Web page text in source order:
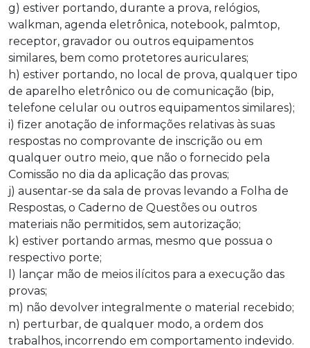
g) estiver portando, durante a prova, relógios,
walkman, agenda eletrônica, notebook, palmtop,
receptor, gravador ou outros equipamentos
similares, bem como protetores auriculares;
h) estiver portando, no local de prova, qualquer tipo
de aparelho eletrônico ou de comunicação (bip,
telefone celular ou outros equipamentos similares);
i) fizer anotação de informações relativas às suas
respostas no comprovante de inscrição ou em
qualquer outro meio, que não o fornecido pela
Comissão no dia da aplicação das provas;
j) ausentar-se da sala de provas levando a Folha de
Respostas, o Caderno de Questões ou outros
materiais não permitidos, sem autorização;
k) estiver portando armas, mesmo que possua o
respectivo porte;
l) lançar mão de meios ilícitos para a execução das
provas;
m) não devolver integralmente o material recebido;
n) perturbar, de qualquer modo, a ordem dos
trabalhos, incorrendo em comportamento indevido.